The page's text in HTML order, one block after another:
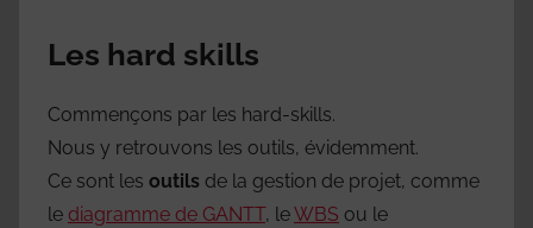
Les hard skills
Commençons par les hard-skills.
Nous y retrouvons les outils, évidemment.
Ce sont les outils de la gestion de projet, comme
le diagramme de GANTT, leWBS ou le